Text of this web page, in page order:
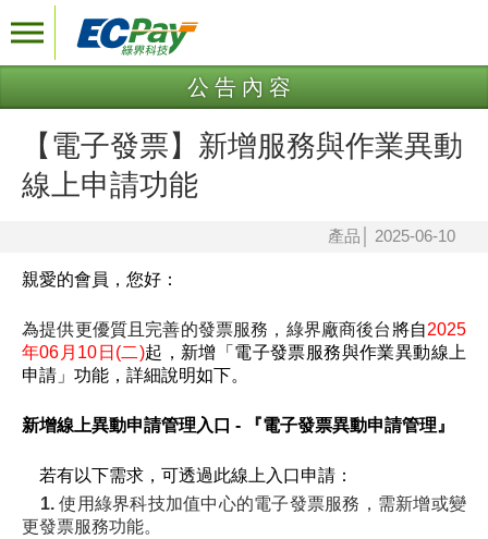
公告內容
【電子發票】新增服務與作業異動
線上申請功能
產品 2025-06-10
親愛的會員，您好：
為提供更優質且完善的發票服務，綠界廠商後台 將自2025
年06月10日(二)起，新增「電子發票服務與作業異動線上
申請」功能，詳細說明如下。
新增線上異動申請管理入口 - 『電子發票異動申請管理』
若有以下需求，可透過此線上入口申請：
1.使用綠界科技加值中心的電子發票服務，需新增或變
更發票服務功能。